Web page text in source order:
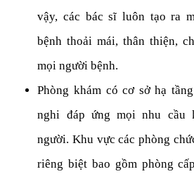
vậy, các bác sĩ luôn tạo ra
bệnh thoải mái, thân thiện,
mọi người bệnh.
Phòng khám có cơ sở hạ
nghi đáp ứng mọi nhu cầu
người. Khu vực các phòng
riêng biệt bao gồm phòng